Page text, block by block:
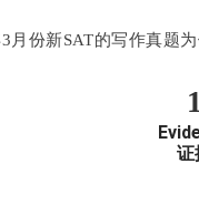
份新SAT的写作真题
1
证